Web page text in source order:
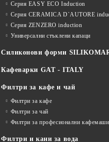
Серия EASY ECO Induction
Серия CERAMICA D`AUTORE
Серия ZENZERO induction
Универсални стъклени капаци
Силиконови форми
Кафеварки GAT - ITALY
Филтри за кафе и чай
Филтри за кафе
Филтри за чай
Филтри за професионални
Филтри и кани за вода